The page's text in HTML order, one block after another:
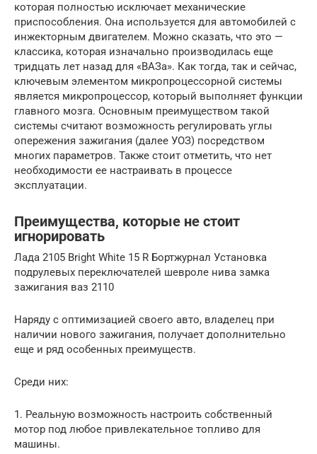
которая полностью исключает механические
приспособления. Она используется для автомобилей с
инжекторным двигателем. Можно сказать, что это —
классика, которая изначально производилась еще
тридцать лет назад для «ВАЗа». Как тогда, так и сейчас,
ключевым элементом микропроцессорной системы
является микропроцессор, который выполняет функции
главного мозга. Основным преимуществом такой
системы считают возможность регулировать углы
опережения зажигания (далее УОЗ) посредством
многих параметров. Также стоит отметить, что нет
необходимости ее настраивать в процессе
эксплуатации.
Преимущества, которые не стоит
игнорировать
Лада 2105 Bright White 15 R Бортжурнал Установка
подрулевых переключателей шевроле нива замка
зажигания ваз 2110
Наряду с оптимизацией своего авто, владелец при
наличии нового зажигания, получает дополнительно
еще и ряд особенных преимуществ.
Среди них:
1. Реальную возможность настроить собственный
мотор под любое привлекательное топливо для
машины.